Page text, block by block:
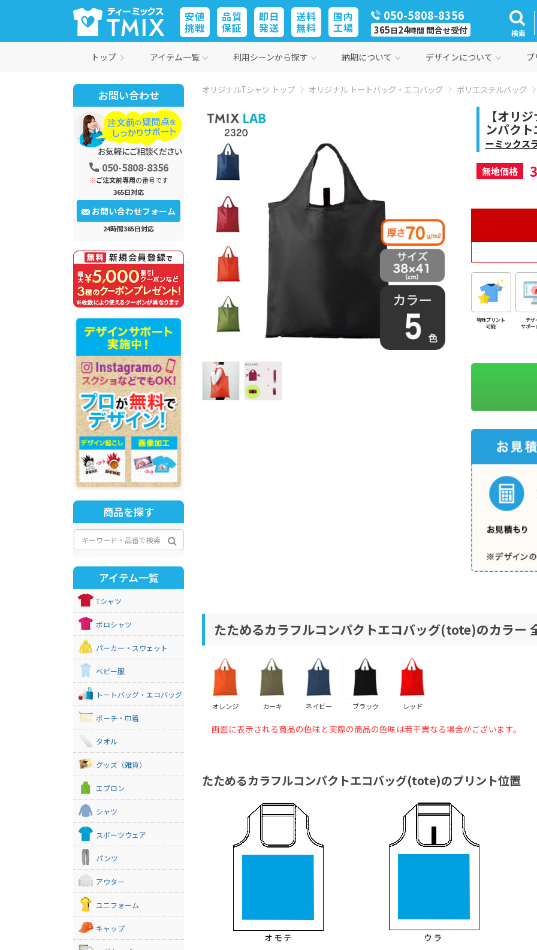
050-5808-8356
365日24時間 問合せ受付
安値
挑戦
品質
保証
即日
発送
送料
無料
国内
工場 検索
トップ アイテム一覧 利用シーンから探す 納期について デザインについて
オリジナルTシャツ トップ オリジナル トートバッグ・エコバッグ ポリエステルバッグ
【オリ
ンパク
ーミックス
無地価格
特殊プリント
可能
デザ
サポー
たためるカラフルコンパクトエコバッグ(tote)のカラー
オレンジ カーキ ネイビー ブラック レッド
画面に表示される商品の色味と実際の商品の色味は若干異なる場合がございます。
たためるカラフルコンパクトエコバッグ(tote)のプリント位置
お問い合わせ
050-5808-8356
※ご注文前専用の番号です
365日対応
お問い合わせフォーム
24時間365日対応
商品を探す
アイテム一覧
Tシャツ
ポロシャツ
パーカー・スウェット
ベビー服
トートバッグ・エコバッグ
ポーチ・巾着
タオル
グッズ（雑貨）
エプロン
シャツ
スポーツウェア
パンツ
アウター
ユニフォーム
キャップ